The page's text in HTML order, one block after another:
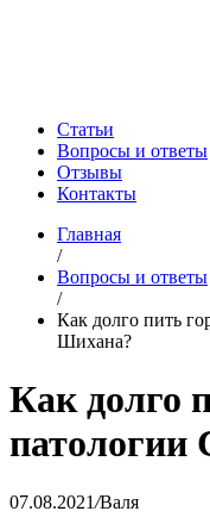
Статьи
Вопросы и ответы
Отзывы
Контакты
Главная
/
Вопросы и ответы
/
Как долго пить
Шихана?
Как долго
07.08.2021/Валя